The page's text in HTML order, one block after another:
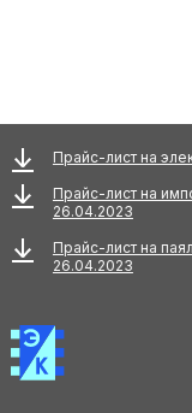
Прайс-лист на
Прайс-лист на
26.04.2023
Прайс-лист на
26.04.2023